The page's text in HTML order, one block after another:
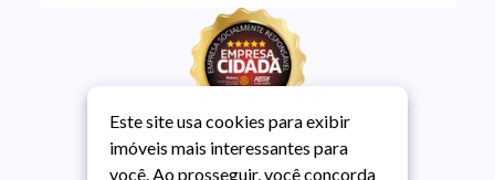
Este site usa cookies para exibir
imóveis mais interessantes para
você. Ao prosseguir, você concorda